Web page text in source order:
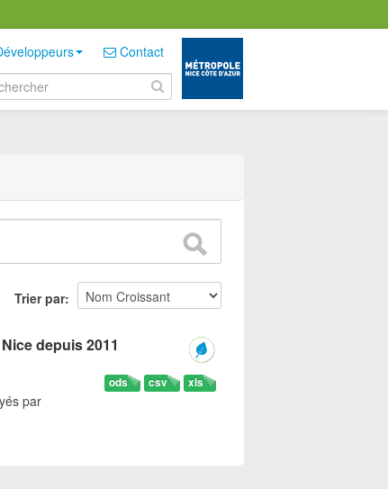
Contact
Trier par
depuis 2011
xls
csv
ods
par